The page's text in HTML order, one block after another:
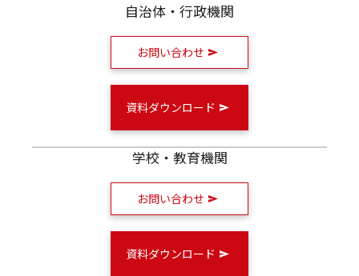
自治体・行政機関
お問い合わせ
資料ダウンロード
学校・教育機関
お問い合わせ
資料ダウンロード